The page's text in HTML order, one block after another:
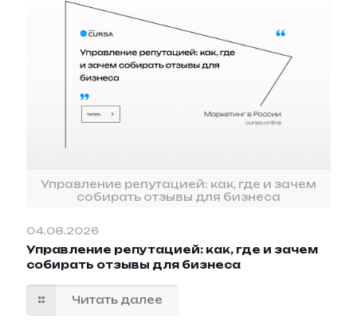
Управление репутацией: как, где и зачем
собирать отзывы для бизнеса
04.08.2026
Управление репутацией: как, где и зачем
собирать отзывы для бизнеса
Читать далее